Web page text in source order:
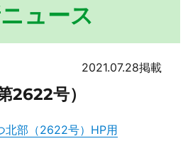
ュース
2021.07.28掲載
2622号）
北部（2622号）HP用